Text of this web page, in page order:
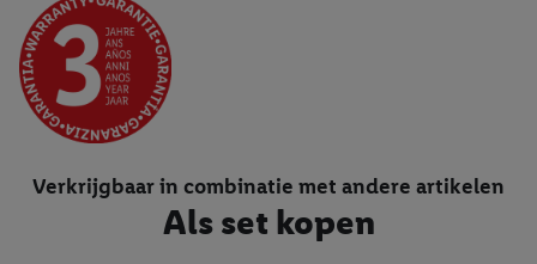
Verkrijgbaar in combinatie met andere artikelen
Als set kopen